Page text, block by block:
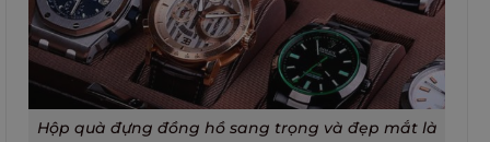
Hộp quà đựng đồng hồ sang trọng và đẹp mắt là